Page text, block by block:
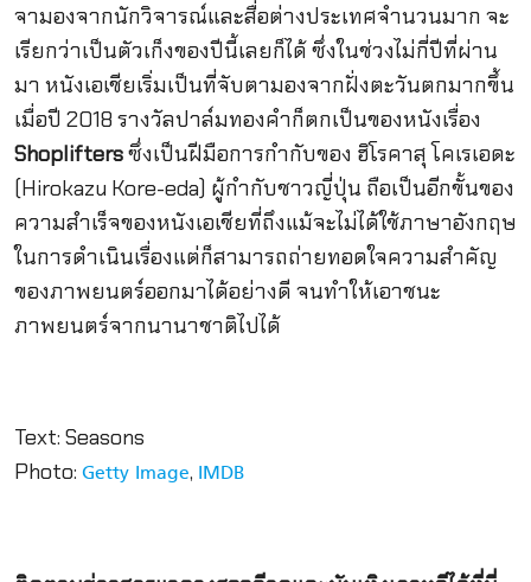
จามองจากนักวิจารณ์และสื่อต่างประเทศจำนวนมาก จะ
เรียกว่าเป็นตัวเก็งของปีนี้เลยก็ได้ ซึ่งในช่วงไม่กี่ปีที่ผ่าน
มา หนังเอเชียเริ่มเป็นที่จับตามองจากฝั่งตะวันตกมากขึ้น
เมื่อปี 2018 รางวัลปาล์มทองคำก็ตกเป็นของหนังเรื่อง
Shopliftersซึ่งเป็นฝีมือการกำกับของ ฮิโรคาสุ โคเรเอดะ
(Hirokazu Kore-eda) ผู้กำกับชาวญี่ปุ่น ถือเป็นอีกขั้นของ
ความสำเร็จของหนังเอเชียที่ถึงแม้จะไม่ได้ใช้ภาษาอังกฤษ
ในการดำเนินเรื่องแต่ก็สามารถถ่ายทอดใจความสำคัญ
ของภาพยนตร์ออกมาได้อย่างดี จนทำให้เอาชนะ
ภาพยนตร์จากนานาชาติไปได้
Text: Seasons
Photo: Getty Image, IMDB